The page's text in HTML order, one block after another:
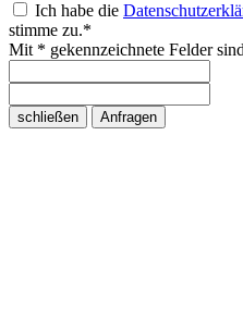
Ich habe die
stimme zu.*
Mit * gekennzeichnete Felder
schließen Anfragen